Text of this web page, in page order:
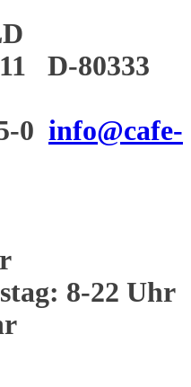
D-80333
0 info@cafe-
8-22 Uhr